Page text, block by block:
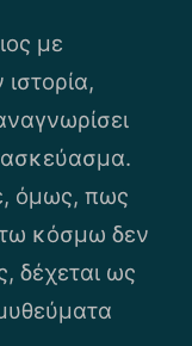
με
όμως, πως
κόσμω δεν
δέχεται ως